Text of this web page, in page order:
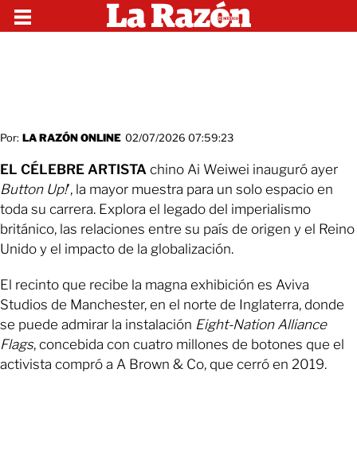
Por: LA RAZÓN ONLINE 02/07/2026 07:59:23
EL CÉLEBRE ARTISTA chino Ai Weiwei inauguró ayer
Button Up!’, la mayor muestra para un solo espacio en
toda su carrera. Explora el legado del imperialismo
británico, las relaciones entre su país de origen y el Reino
Unido y el impacto de la globalización.
El recinto que recibe la magna exhibición es Aviva
Studios de Manchester, en el norte de Inglaterra, donde
se puede admirar la instalación Eight-Nation Alliance
Flags, concebida con cuatro millones de botones que el
activista compró a A Brown & Co, que cerró en 2019.